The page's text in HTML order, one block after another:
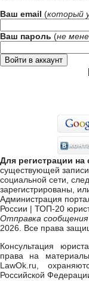
Ваш email (который
Ваш пароль (не
Для регистрации на
существующей
социальной сети,
зарегистрированы,
Администрация
России | ТОП-20
Отправка
2026. Все права
Консультация
права на
LawOk.ru,
Российской